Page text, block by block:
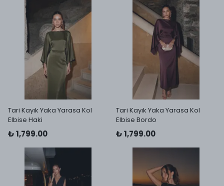
Tari Kayık Yaka Yarasa Kol
Elbise Haki
₺ 1,799.00
Tari Kayık Yaka Yarasa Kol
Elbise Bordo
₺ 1,799.00